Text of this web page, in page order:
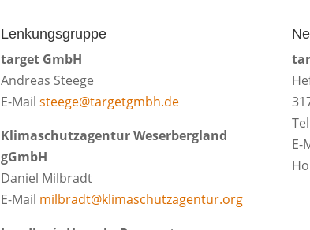
Lenkungsgruppe
target GmbH
Andreas Steege
E-Mail steege@targetgmbh.de
Klimaschutzagentur Weserbergland
gGmbH
Daniel Milbradt
E-Mail milbradt@klimaschutzagentur.org
E-